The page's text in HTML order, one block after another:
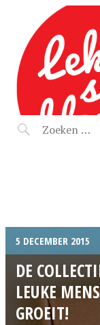
5 DECEMBER 2015
DE
LEUKE
GROEIT!